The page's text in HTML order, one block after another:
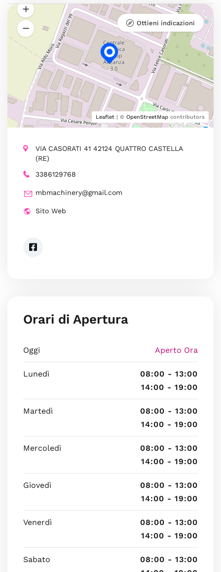
Leaflet | © OpenStreetMap contributors
Ottieni indicazioni
VIA CASORATI 41 42124 QUATTRO CASTELLA
(RE)
3386129768
mbmachinery@gmail.com
Sito Web
Orari di Apertura
Oggi Aperto Ora
Lunedì
08:00 - 13:00
14:00 - 19:00
Martedì
08:00 - 13:00
14:00 - 19:00
Mercoledì
08:00 - 13:00
14:00 - 19:00
Giovedì
08:00 - 13:00
14:00 - 19:00
Venerdì
08:00 - 13:00
14:00 - 19:00
Sabato
08:00 - 13:00